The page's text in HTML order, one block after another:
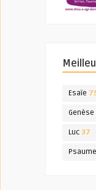
Esaïe
Genèse
Luc 37